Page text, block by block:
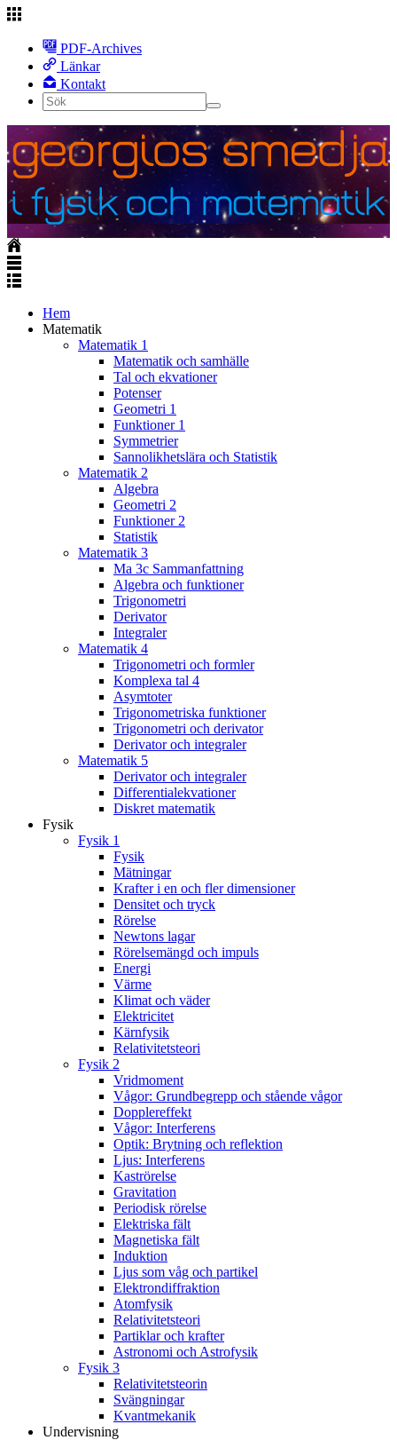
PDF-Archives
Länkar
Kontakt
Hem
Matematik
Matematik 1
Matematik och samhälle
Tal och ekvationer
Potenser
Geometri 1
Funktioner 1
Symmetrier
Sannolikhetslära och Statistik
Matematik 2
Algebra
Geometri 2
Funktioner 2
Statistik
Matematik 3
Ma 3c Sammanfattning
Algebra och funktioner
Trigonometri
Derivator
Integraler
Matematik 4
Trigonometri och formler
Komplexa tal 4
Asymtoter
Trigonometriska funktioner
Trigonometri och derivator
Derivator och integraler
Matematik 5
Derivator och integraler
Differentialekvationer
Diskret matematik
Fysik
Fysik 1
Fysik
Mätningar
Krafter i en och fler dimensioner
Densitet och tryck
Rörelse
Newtons lagar
Rörelsemängd och impuls
Energi
Värme
Klimat och väder
Elektricitet
Kärnfysik
Relativitetsteori
Fysik 2
Vridmoment
Vågor: Grundbegrepp och stående vågor
Dopplereffekt
Vågor: Interferens
Optik: Brytning och reflektion
Ljus: Interferens
Kaströrelse
Gravitation
Periodisk rörelse
Elektriska fält
Magnetiska fält
Induktion
Ljus som våg och partikel
Elektrondiffraktion
Atomfysik
Relativitetsteori
Partiklar och krafter
Astronomi och Astrofysik
Fysik 3
Relativitetsteorin
Svängningar
Kvantmekanik
Undervisning